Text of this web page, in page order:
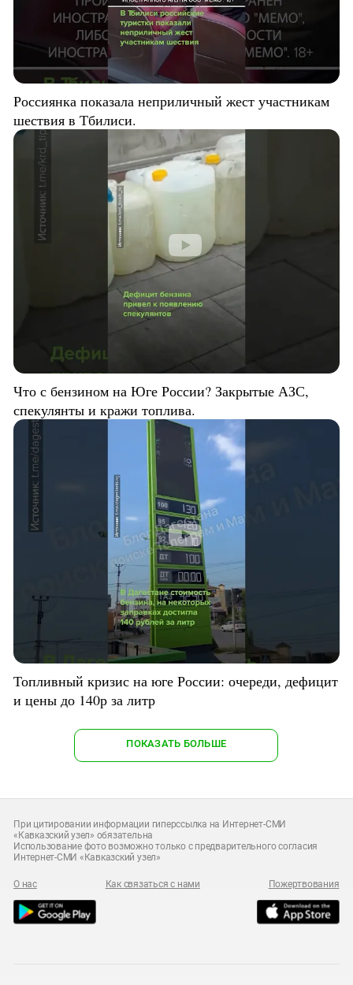
Россиянка показала неприличный жест участникам
шествия в Тбилиси.
Что с бензином на Юге России? Закрытые АЗС,
спекулянты и кражи топлива.
Топливный кризис на юге России: очереди, дефицит
и цены до 140р за литр
ПОКАЗАТЬ БОЛЬШЕ
При цитировании информации гиперссылка на Интернет-СМИ
«Кавказский узел» обязательна
Использование фото возможно только с предварительного согласия
Интернет-СМИ «Кавказский узел»
О нас Как связаться с нами Пожертвования